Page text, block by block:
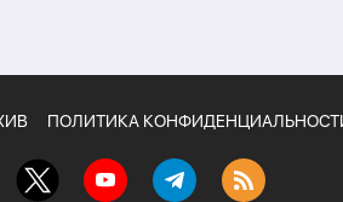
ПОЛИТИКА